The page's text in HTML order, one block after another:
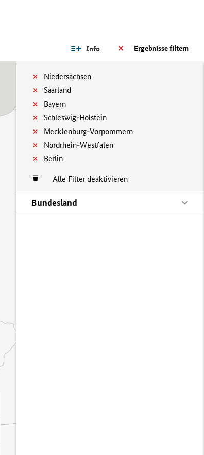
Ergebnisse filtern
Info
Niedersachsen
Saarland
Bayern
Schleswig-Holstein
Mecklenburg-Vorpommern
Nordrhein-Westfalen
Berlin
Alle Filter deaktivieren
Bundesland